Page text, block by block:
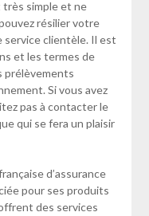
très simple et ne
résilier votre
service clientèle. Il est
et les termes de
prélèvements
Si vous avez
pas à contacter le
qui se fera un plaisir
d’assurance
pour ses produits
des services